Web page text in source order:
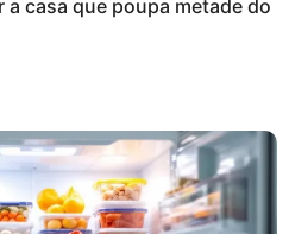
a casa que poupa metade do